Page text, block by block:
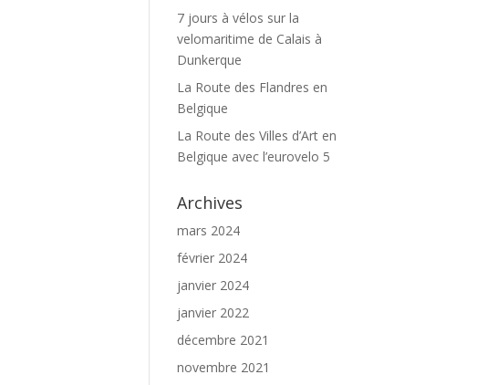
7 jours à vélos sur la
velomaritime de Calais à
Dunkerque
La Route des Flandres en
Belgique
La Route des Villes d’Art en
Belgique avec l’eurovelo 5
Archives
mars 2024
février 2024
janvier 2024
janvier 2022
décembre 2021
novembre 2021